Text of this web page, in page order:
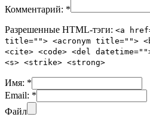
Комментарий: *
Разрешенные HTML-тэги: <a
title=""> <acronym title="">
<cite> <code> <del
<s> <strike> <strong>
Имя: *
Email: *
Файл